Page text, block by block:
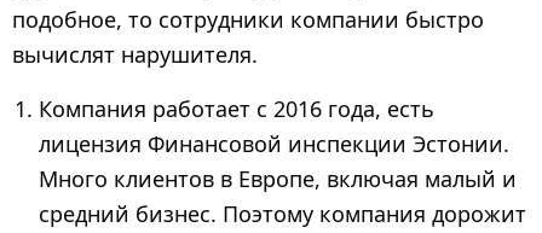
подобное, то сотрудники компании быстро
вычислят нарушителя.
Компания работает с 2016 года, есть
лицензия Финансовой инспекции Эстонии.
Много клиентов в Европе, включая малый и
средний бизнес. Поэтому компания дорожит